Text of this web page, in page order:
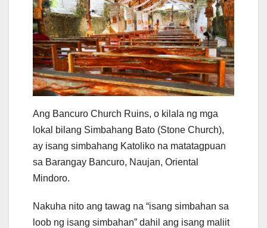
Ang Bancuro Church Ruins, o kilala ng mga
lokal bilang Simbahang Bato (Stone Church),
ay isang simbahang Katoliko na matatagpuan
sa Barangay Bancuro, Naujan, Oriental
Mindoro.
Nakuha nito ang tawag na “isang simbahan sa
loob ng isang simbahan” dahil ang isang maliit